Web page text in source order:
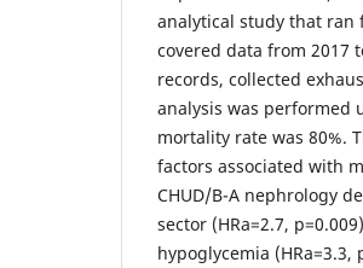
analytical study that ran
covered data from 2017
records, collected
analysis was performed
mortality rate was 80%.
factors associated with
CHUD/B-A nephrology
sector (HRa=2.7,
hypoglycemia